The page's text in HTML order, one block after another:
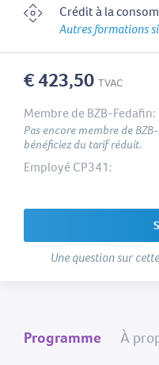
Crédit à la
Autres formations
€ 423,50 TVAC
Membre de BZB-Fedafin:
Pas encore membre de
bénéficiez du tarif réduit.
Employé CP341:
Une question sur
Programme À